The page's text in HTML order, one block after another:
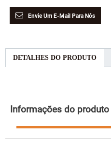
Envie Um E-Mail Para Nós
DETALHES DO PRODUTO
Informações do produto